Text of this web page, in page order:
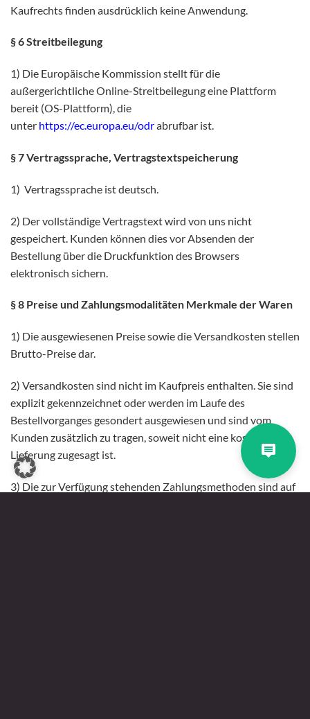
Kaufrechts finden ausdrücklich keine Anwendung.
§ 6 Streitbeilegung
1) Die Europäische Kommission stellt für die
außergerichtliche Online-Streitbeilegung eine Plattform
bereit (OS-Plattform), die
unter https://ec.europa.eu/odrabrufbar ist.
§ 7 Vertragssprache, Vertragstextspeicherung
1) Vertragssprache ist deutsch.
2) Der vollständige Vertragstext wird von uns nicht
gespeichert. Kunden können dies vor Absenden der
Bestellung über die Druckfunktion des Browsers
elektronisch sichern.
§ 8 Preise und Zahlungsmodalitäten Merkmale der Waren
1) Die ausgewiesenen Preise sowie die Versandkosten stellen
Brutto-Preise dar.
2) Versandkosten sind nicht im Kaufpreis enthalten. Sie sind
explizit gekennzeichnet oder werden im Laufe des
Bestellvorganges gesondert ausgewiesen und sind vom
Kunden zusätzlich zu tragen, soweit nicht eine kostenfreie
Lieferung zugesagt ist.
3) Die zur Verfügung stehenden Zahlungsmethoden sind auf